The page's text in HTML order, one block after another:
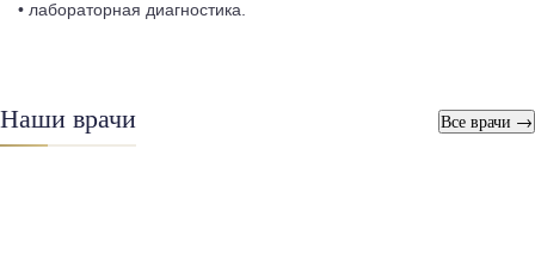
• лабораторная диагностика.
Наши врачи Все врачи →